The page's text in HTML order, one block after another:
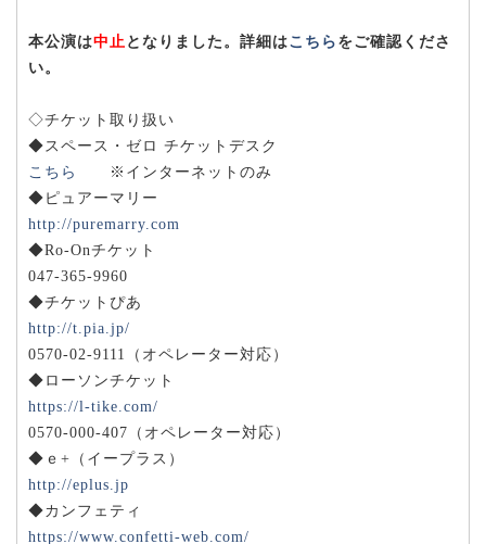
本公演は中止 となりました。詳細はこちら をご確認くださ
い。
◇チケット取り扱い
◆スペース・ゼロ チケットデスク
こちら
※インターネットのみ
◆ピュアーマリー
http://puremarry.com
◆Ro-Onチケット
047-365-9960
◆チケットぴあ
http://t.pia.jp/
0570-02-9111（オペレーター対応）
◆ローソンチケット
https://l-tike.com/
0570-000-407（オペレーター対応）
◆ｅ+（イープラス）
http://eplus.jp
◆カンフェティ
https://www.confetti-web.com/